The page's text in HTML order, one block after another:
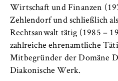
h
o
o
l
o
f
FB 4 Rechtspflege
FB 5 Polizei und
Wirtschaft und Finanzen
Zehlendorf und schließlich
Rechtsanwalt tätig (1985 –
zahlreiche ehrenamtliche
Mitbegründer der Domäne
Diakonische Werk.
TYPO3 Frontend Nutzer
Name:
fe_typo_user